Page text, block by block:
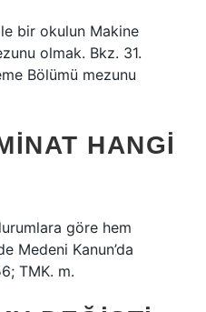
bir okulun Makine
olmak. Bkz. 31.
Bölümü mezunu
HANGI
göre hem
Medeni Kanun’da
TMK. m.